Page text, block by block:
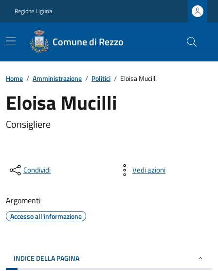
Regione Liguria
Comune di Rezzo
Home / Amministrazione / Politici / Eloisa Mucilli
Eloisa Mucilli
Consigliere
Condividi Vedi azioni
Argomenti
Accesso all'informazione
INDICE DELLA PAGINA